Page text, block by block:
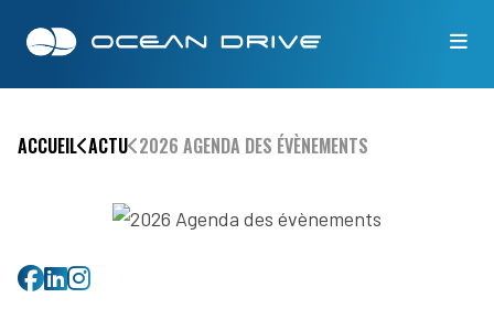
ACCUEIL ACTU 2026 AGENDA DES ÉVÈNEMENTS
Partager sur Facebook
Partager sur Linkedin
Partager sur Twitter